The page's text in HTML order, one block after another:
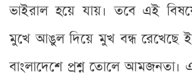
ভাইরাল হয়ে যায়। তবে এই
মুখে আঙুল দিয়ে মুখ বন্ধ রেখেছে
বাংলাদেশে প্রশ্ন তোলে আমজনতা।